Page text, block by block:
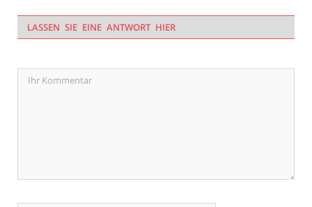
LASSEN SIE EINE ANTWORT HIER